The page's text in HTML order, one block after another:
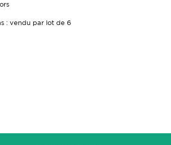
: vendu par lot de 6